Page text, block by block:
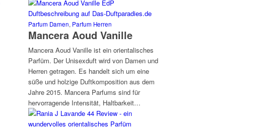
Parfum Damen, Parfum Herren
Mancera Aoud Vanille
Mancera Aoud Vanille ist ein orientalisches
Parfüm. Der Unisexduft wird von Damen und
Herren getragen. Es handelt sich um eine
süße und holzige Duftkomposition aus dem
Jahre 2015. Mancera Parfums sind für
hervorragende Intensität, Haltbarkeit…